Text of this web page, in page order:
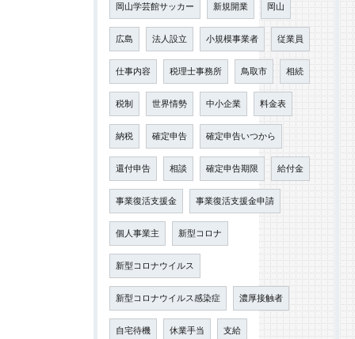
岡山学芸館サッカー 新規開業 岡山
広島 法人設立 小規模事業者 従業員
仕事内容 税理士事務所 鳥取市 相続
税制 世界情勢 中小企業 料金表
納税 確定申告 確定申告いつから
還付申告 相談 確定申告期限 給付金
事業復活支援金 事業復活支援金申請
個人事業主 新型コロナ
新型コロナウイルス
新型コロナウイルス感染症 濃厚接触者
自宅待機 休業手当 支給